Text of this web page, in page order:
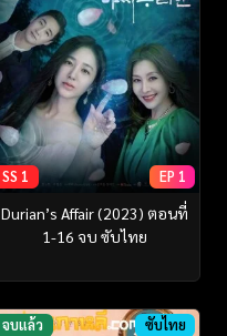
SS 1 EP 1
Durian’s Affair (2023) ตอนที่
1-16 จบ ซับไทย
จบแล้ว ซับไทย